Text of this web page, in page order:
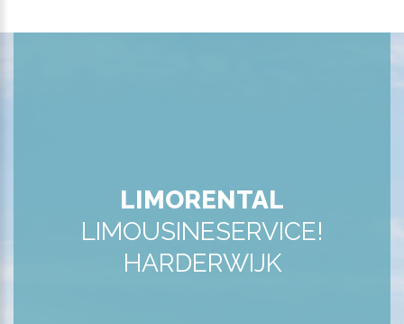
LIMORENTAL
LIMOUSINESERVICE!
HARDERWIJK